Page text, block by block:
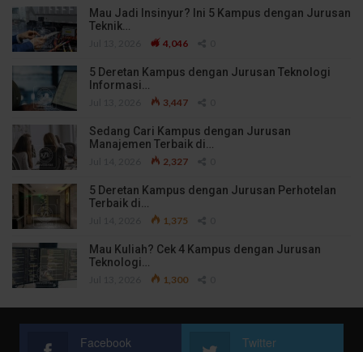
Mau Jadi Insinyur? Ini 5 Kampus dengan Jurusan
Teknik…
4,046
5 Deretan Kampus dengan Jurusan Teknologi
Informasi…
3,447
Sedang Cari Kampus dengan Jurusan
Manajemen Terbaik di…
2,327
5 Deretan Kampus dengan Jurusan Perhotelan
Terbaik di…
1,375
Mau Kuliah? Cek 4 Kampus dengan Jurusan
Teknologi…
1,300
Facebook Twitter